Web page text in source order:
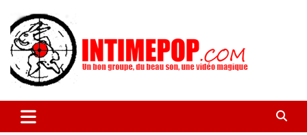
contenu
intimepop.com
actuelles pop rock, post-rock, indé sur Lyon. rock pop concert
lyon